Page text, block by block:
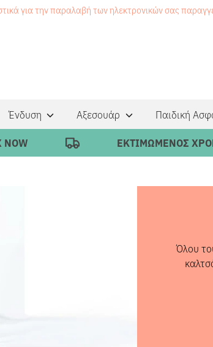
για την παραλαβή των ηλεκτρονικών σας
Ένδυση Αξεσουάρ Παιδική
ΕΚΤΙΜΩΜΕΝΟΣ ΧΡΟΝΟΣ ΠΑΡΑΔΟΣΗΣ
Όλου